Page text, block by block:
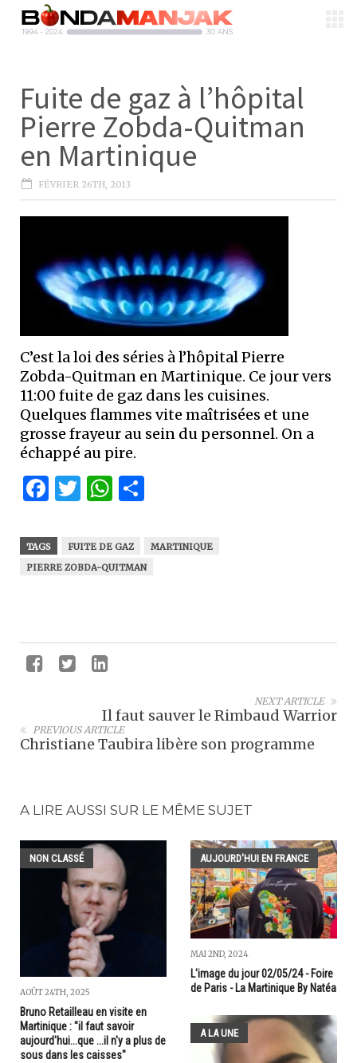
Fuite de gaz à l’hôpital
Pierre Zobda-Quitman
en Martinique
FÉVRIER 26TH, 2013
C’est la loi des séries à l’hôpital Pierre
Zobda-Quitman en Martinique. Ce jour vers
11:00 fuite de gaz dans les cuisines.
Quelques flammes vite maîtrisées et une
grosse frayeur au sein du personnel. On a
échappé au pire.
Facebook
Twitter
WhatsApp
TAGS FUITE DE GAZ
MARTINIQUE
PIERRE ZOBDA-QUITMAN
NEXT ARTICLE
Il faut sauver le Rimbaud Warrior
PREVIOUS ARTICLE
Christiane Taubira libère son programme
A LIRE AUSSI SUR LE MÊME SUJET
NON CLASSÉ
AOÛT 24TH, 2025
Bruno Retailleau en visite en
Martinique : "il faut savoir
aujourd'hui...que ...il n'y a plus de
sous dans les caisses"
AUJOURD'HUI EN FRANCE
MAI 2ND, 2024
L'image du jour 02/05/24 - Foire
de Paris - La Martinique By Natéa
A LA UNE